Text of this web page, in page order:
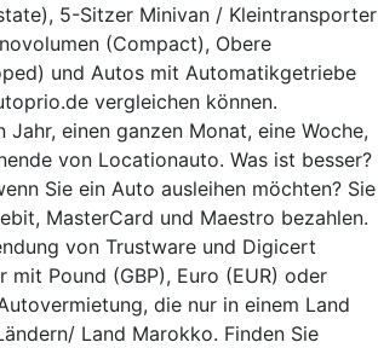
5-Sitzer Minivan / Kleintransporter
(Compact), Obere
und Autos mit Automatikgetriebe
vergleichen können.
einen ganzen Monat, eine Woche,
von Locationauto. Was ist besser?
Sie ein Auto ausleihen möchten? Sie
MasterCard und Maestro bezahlen.
von Trustware und Digicert
Pound (GBP), Euro (EUR) oder
die nur in einem Land
Land Marokko. Finden Sie